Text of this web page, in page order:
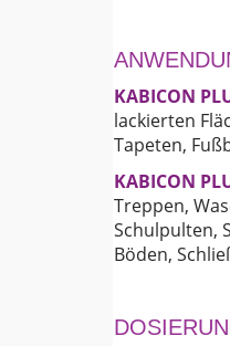
KABICON
lackierten
Tapeten,
KABICON
Treppen,
Schulpulten,
Böden,